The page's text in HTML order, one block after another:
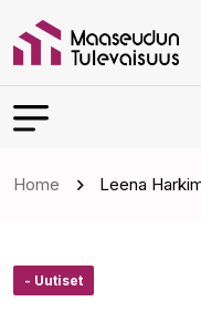
Home Leena
- Uutiset